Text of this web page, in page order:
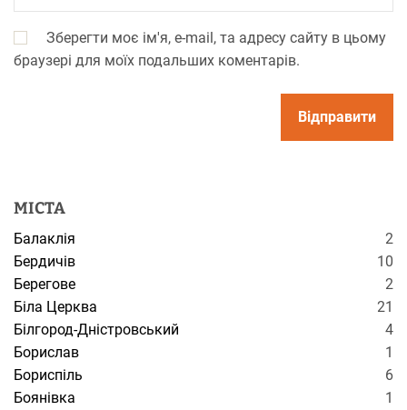
Зберегти моє ім'я, e-mail, та адресу сайту в цьому
браузері для моїх подальших коментарів.
МІСТА
Балаклія
2
Бердичів
10
Берегове
2
Біла Церква
21
Білгород-Дністровський
4
Борислав
1
Бориспіль
6
Боянівка
1